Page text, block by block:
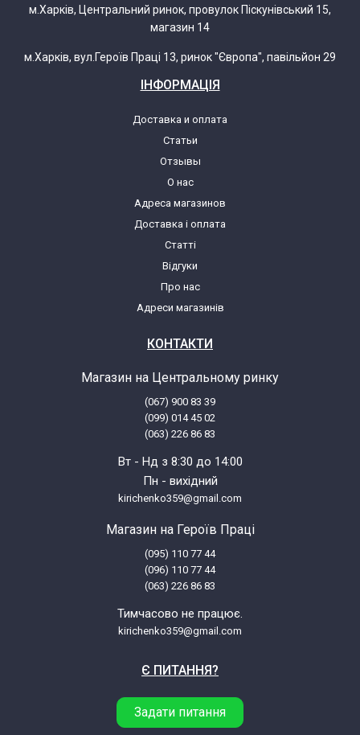
м.Харків, Центральний ринок, провулок Піскунівський 15,
магазин 14
м.Харків, вул.Героїв Праці 13, ринок "Європа", павільйон 29
ІНФОРМАЦІЯ
Доставка и оплата
Статьи
Отзывы
О нас
Адреса магазинов
Доставка і оплата
Статті
Відгуки
Про нас
Адреси магазинів
КОНТАКТИ
Магазин на Центральному ринку
(067) 900 83 39
(099) 014 45 02
(063) 226 86 83
Вт - Нд з 8:30 до 14:00
Пн - вихідний
kirichenko359@gmail.com
Магазин на Героїв Праці
(095) 110 77 44
(096) 110 77 44
(063) 226 86 83
Тимчасово не працює.
kirichenko359@gmail.com
Є ПИТАННЯ?
Задати питання